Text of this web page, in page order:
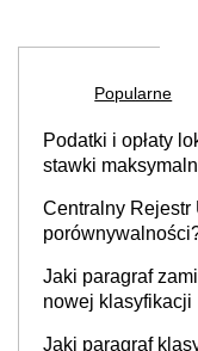
Popularne
Podatki i opłaty
stawki
Centralny Rejestr
Jaki paragraf
nowej klasyfikacji
Jaki paragraf